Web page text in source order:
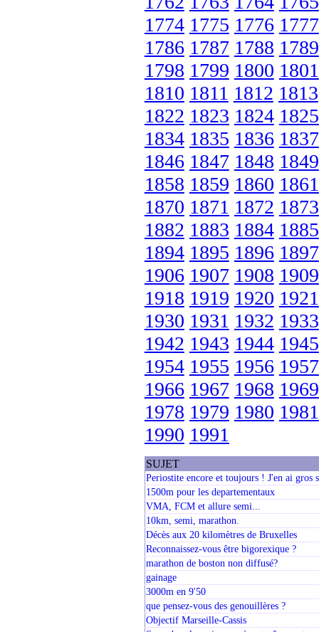
1774 1775 1776 1777
1786 1787 1788 1789
1798 1799 1800 1801
1810 1811 1812 1813
1822 1823 1824 1825
1834 1835 1836 1837
1846 1847 1848 1849
1858 1859 1860 1861
1870 1871 1872 1873
1882 1883 1884 1885
1894 1895 1896 1897
1906 1907 1908 1909
1918 1919 1920 1921
1930 1931 1932 1933
1942 1943 1944 1945
1954 1955 1956 1957
1966 1967 1968 1969
1978 1979 1980 1981
1990 1991
SUJET
Periostite encore et toujours ! J'en ai gros
1500m pour les departementaux
VMA, FCM et allure semi...
10km, semi, marathon.
Décès aux 20 kilomètres de Bruxelles
Reconnaissez-vous être bigorexique ?
marathon de boston non diffusé?
gainage
3000m en 9'50
que pensez-vous des genouillères ?
Objectif Marseille-Cassis